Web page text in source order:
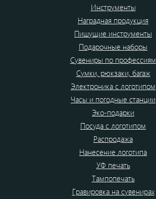
Инструменты
Наградная продукция
Пишущие инструменты
Подарочные наборы
Сувениры по профессиям
Сумки, рюкзаки, багаж
Электроника с логотипом
Часы и погодные станции
Эко-подарки
Посуда с логотипом
Распродажа
Нанесение логотипа
УФ печать
Тампопечать
Гравировка на сувенирах